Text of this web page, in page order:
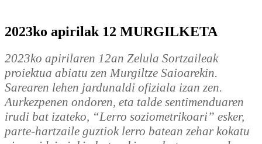
2023ko apirilak 12 MURGILKETA
2023ko apirilaren 12an Zelula Sortzaileak
proiektua abiatu zen Murgiltze Saioarekin.
Sarearen lehen jardunaldi ofiziala izan zen.
Aurkezpenen ondoren, eta talde sentimenduaren
irudi bat izateko, “Lerro soziometrikoari” esker,
parte-hartzaile guztiok lerro batean zehar kokatu